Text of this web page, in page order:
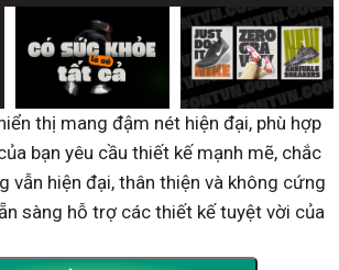
thị mang đậm nét hiện đại, phù hợp
bạn yêu cầu thiết kế mạnh mẽ, chắc
vẫn hiện đại, thân thiện và không cứng
sàng hỗ trợ các thiết kế tuyệt vời của